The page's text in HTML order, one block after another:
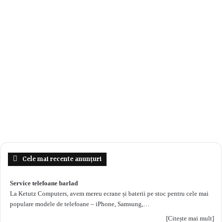
Cele mai recente anunțuri
Service telefoane barlad
La Ketutz Computers, avem mereu ecrane și baterii pe stoc pentru cele mai
populare modele de telefoane – iPhone, Samsung,…
[Citește mai mult]